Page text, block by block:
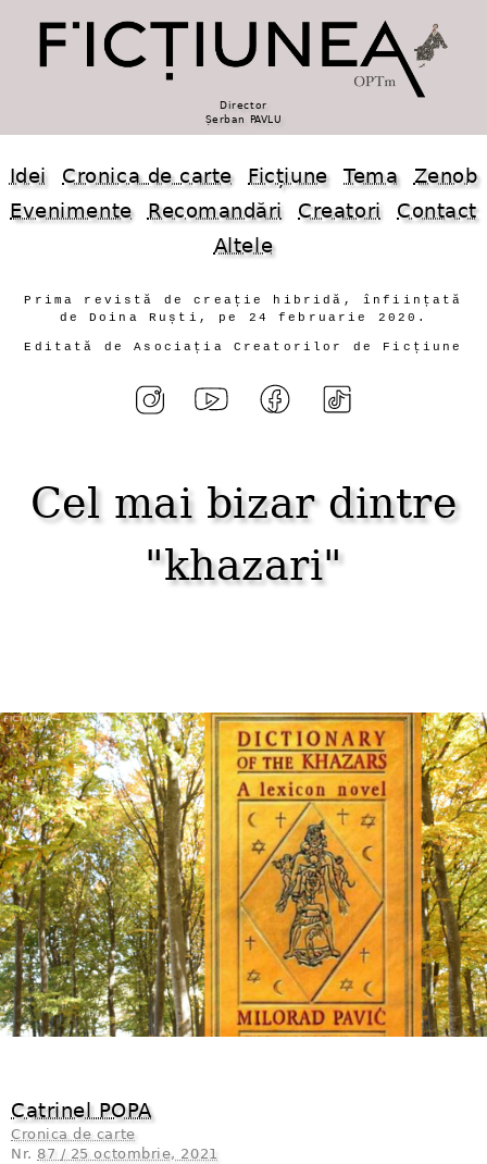
Director
Șerban PAVLU
Idei Cronica de carte Ficțiune Tema
Zenob
Evenimente
Recomandări Creatori
Contact
Altele
Prima revistă de creație hibridă, înființată
de Doina Ruști, pe 24 februarie 2020.
Editată de Asociația Creatorilor de Ficțiune
Cel mai bizar dintre
"khazari"
Catrinel POPA
Cronica de carte
Nr. 87 / 25 octombrie, 2021